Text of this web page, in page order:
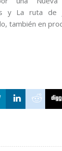
y La ruta de
también en